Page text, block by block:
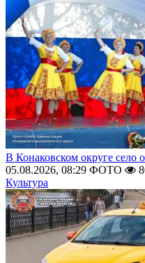
В Конаковском округе село
05.08.2026, 08:29 ФОТО
Культура